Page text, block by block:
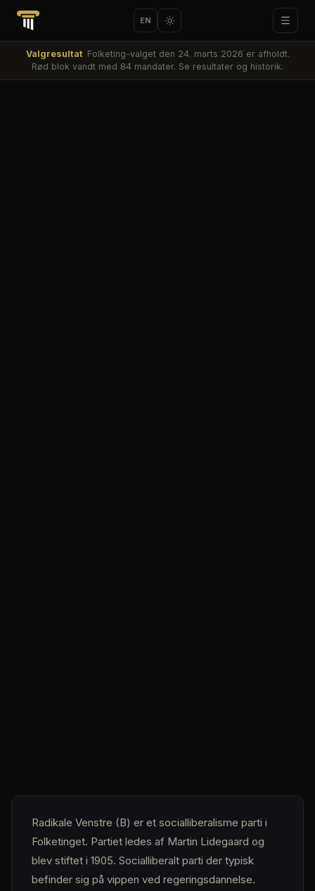
EN
Valgresultat Folketing-valget den 24. marts 2026 er afholdt.
Rød blok vandt med 84 mandater. Se resultater og historik.
Radikale Venstre (B) er et socialliberalisme parti i
Folketinget. Partiet ledes af Martin Lidegaard og
blev stiftet i 1905. Socialliberalt parti der typisk
befinder sig på vippen ved regeringsdannelse.